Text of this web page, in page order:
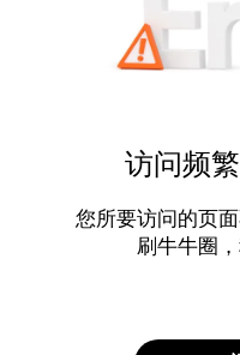
访问频
您所要访问的页
刷牛牛圈